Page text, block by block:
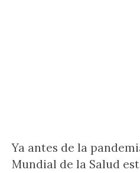
Ya antes de la
Mundial de la Salud